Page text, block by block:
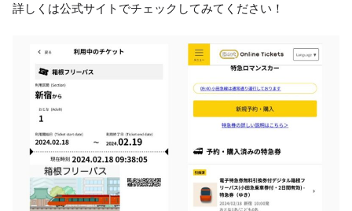
詳しくは公式サイトでチェックしてみてください！